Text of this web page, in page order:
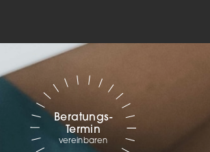
Beratungs-
Termin
vereinbaren